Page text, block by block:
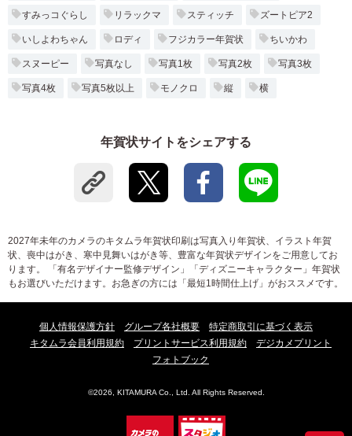
すみっコぐらし リラックマ スティッチ ズートピア2
いしよわちゃん ロディ フジカラー年賀状 ちいかわ
スヌーピー 写真なし 写真1枚 写真2枚 写真3枚
写真4枚 写真5枚以上 モノクロ 縦 横
年賀状サイトをシェアする
2027年未年のカメラのキタムラ年賀状印刷は写真入り年賀状、イラスト年賀
状、喪中はがき、寒中見舞いはがき等、豊富な年賀状デザインをご用意してお
ります。 「有名デザイナー監修デザイン」「ディズニーキャラクター」年賀状
もお選びいただけます。お急ぎの方には「最短1時間仕上げ」がおススメです。
個人情報保護方針 グループ各社概要
特定商取引に基づく表示
キタムラ会員利用規約
プリントサービス利用規約
デジカメプリント
フォトブック
©2026, KITAMURA Co., Ltd. All Rights Reserved.